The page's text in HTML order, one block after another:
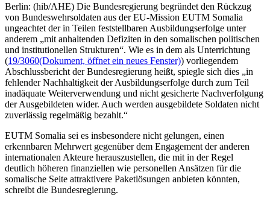
Berlin: (hib/AHE) Die Bundesregierung begründet den Rückzug
von Bundeswehrsoldaten aus der EU-Mission EUTM Somalia
ungeachtet der in Teilen feststellbaren Ausbildungserfolge unter
anderem „mit anhaltenden Defiziten in den somalischen politischen
und institutionellen Strukturen“. Wie es in dem als Unterrichtung
(19/3060(Dokument, öffnet ein neues Fenster)) vorliegendem
Abschlussbericht der Bundesregierung heißt, spiegle sich dies „in
fehlender Nachhaltigkeit der Ausbildungserfolge durch zum Teil
inadäquate Weiterverwendung und nicht gesicherte Nachverfolgung
der Ausgebildeten wider. Auch werden ausgebildete Soldaten nicht
zuverlässig regelmäßig bezahlt.“
EUTM Somalia sei es insbesondere nicht gelungen, einen
erkennbaren Mehrwert gegenüber dem Engagement der anderen
internationalen Akteure herauszustellen, die mit in der Regel
deutlich höheren finanziellen wie personellen Ansätzen für die
somalische Seite attraktivere Paketlösungen anbieten könnten,
schreibt die Bundesregierung.